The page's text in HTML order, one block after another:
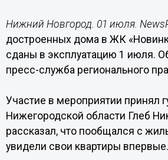
Нижний Новгород. 01 июля.
достроенных дома в ЖК
сданы в эксплуатацию 1 июля.
пресс-служба регионального
Участие в мероприятии принял
Нижегородской области Глеб
рассказал, что пообщался с
увидели свои квартиры впервые.